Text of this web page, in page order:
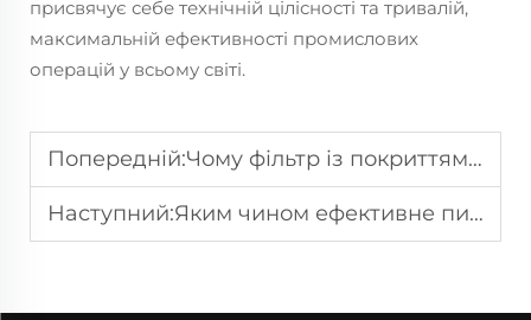
присвячує себе технічній цілісності та тривалій,
максимальній ефективності промислових
операцій у всьому світі.
Попередній:Чому фільтр із покриттям ПТФЕ може стабільно працювати на корозійно-агресивних робочих ділянках
Наступний:Яким чином ефективне пиловловлення допомагає підприємствам скоротити викиди